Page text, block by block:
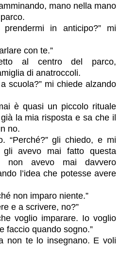
mano nella mano
in anticipo?” mi
con te.”
al centro del parco,
di anatroccoli.
scuola?” mi chiede alzando
è quasi un piccolo rituale
la mia risposta e sa che il
no.
“Perché?” gli chiedo, e mi
avevo mai fatto questa
non avevo mai davvero
l’idea che potesse avere
non imparo niente.”
e a scrivere, no?”
voglio imparare. Io voglio
faccio quando sogno.”
non te lo insegnano. E voli